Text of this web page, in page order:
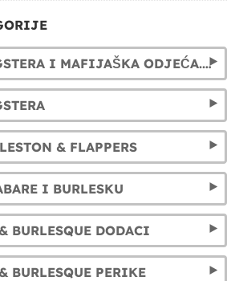
KOSTIMI GANGSTERA I MAFIJAŠKA ODJEĆA. KOSTIMI IZ 1920-IH ZA MUŠKARCE
& FLAPPERS
I BURLESKU
BURLESQUE DODACI
BURLESQUE PERIKE